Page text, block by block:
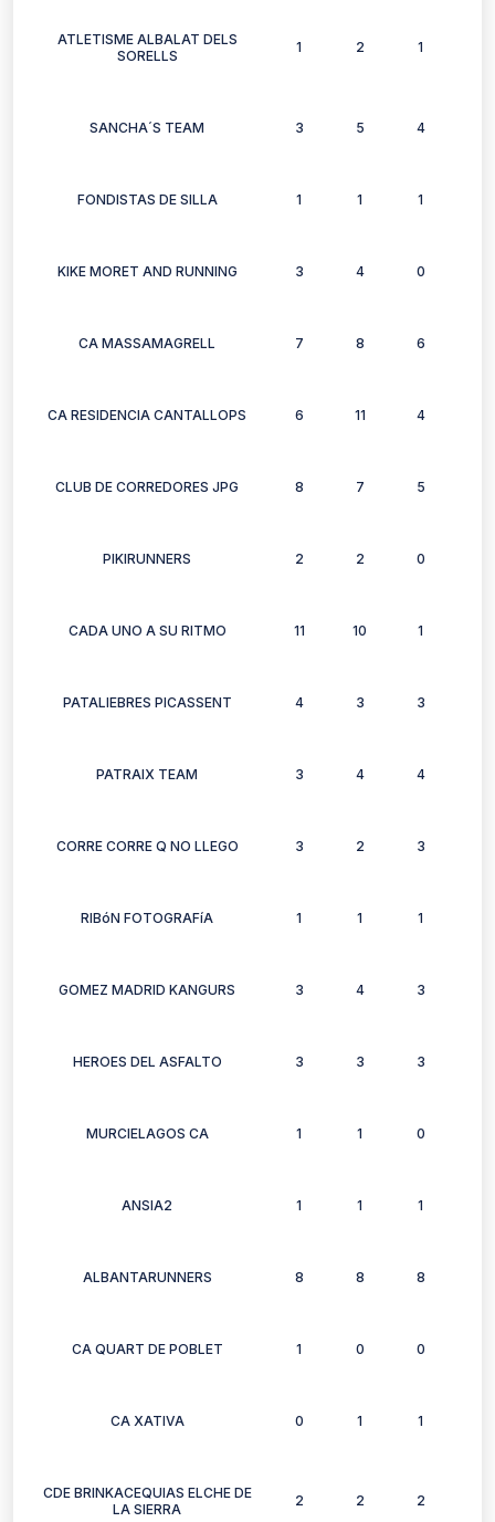
ATLETISME ALBALAT DELS
SORELLS
1 2 1
SANCHA´S TEAM 3 5 4
FONDISTAS DE SILLA 1 1 1
KIKE MORET AND RUNNING 3 4 0
CA MASSAMAGRELL 7 8 6
CA RESIDENCIA CANTALLOPS 6 11 4
CLUB DE CORREDORES JPG 8 7 5
PIKIRUNNERS 2 2 0
CADA UNO A SU RITMO 11 10 1
PATALIEBRES PICASSENT 4 3 3
PATRAIX TEAM 3 4 4
CORRE CORRE Q NO LLEGO 3 2 3
RIBóN FOTOGRAFíA 1 1 1
GOMEZ MADRID KANGURS 3 4 3
HEROES DEL ASFALTO 3 3 3
MURCIELAGOS CA 1 1 0
ANSIA2 1 1 1
ALBANTARUNNERS 8 8 8
CA QUART DE POBLET 1 0 0
CA XATIVA 0 1 1
CDE BRINKACEQUIAS ELCHE DE
LA SIERRA
2 2 2